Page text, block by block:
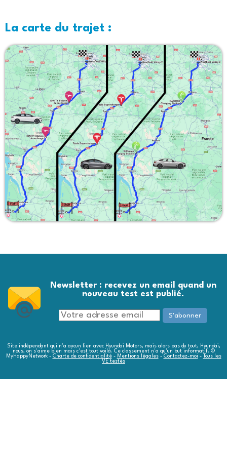
La carte du trajet :
Newsletter : recevez un email quand un
nouveau test est publié.
Site indépendant qui n'a aucun lien avec Hyundai Motors, mais alors pas du tout, Hyundai,
nous, on s'aime bien mais c'est tout voilà. Ce classement n'a qu'un but informatif. ©
MyHappyNetwork - Charte de confidentialité- Mentions légales- Contactez-moi -
Tous les
VE testés